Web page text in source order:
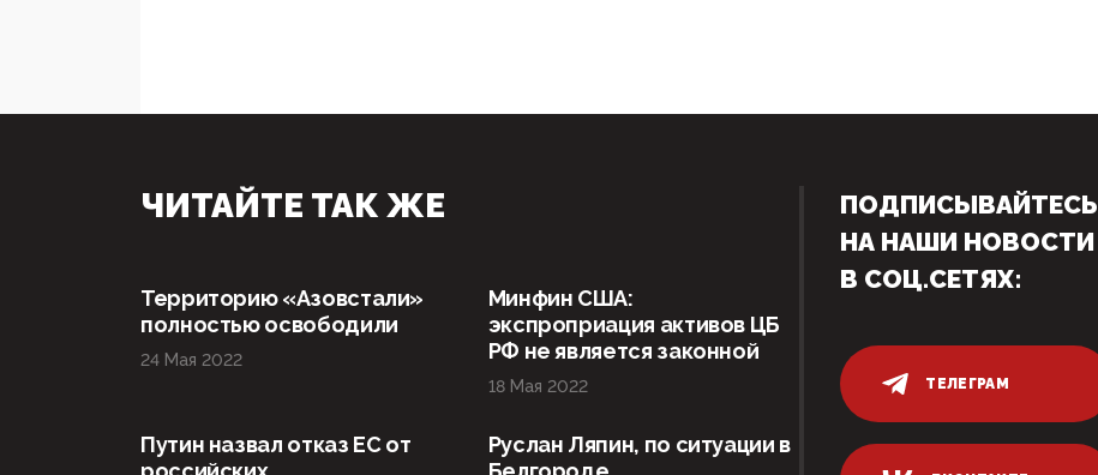
ЧИТАЙТЕ ТАК ЖЕ
Территорию «Азовстали»
полностью освободили
24 Мая 2022
Минфин США:
экспроприация активов ЦБ
РФ не является законной
18 Мая 2022
Путин назвал отказ ЕС от
Руслан Ляпин, по ситуации в
ПОДПИСЫВАЙТЕСЬ
НА НАШИ НОВОСТИ
В СОЦ.СЕТЯХ:
ТЕЛЕГРАМ